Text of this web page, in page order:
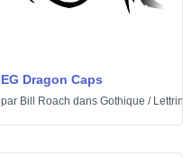
EG Dragon Caps
par Bill Roach dans Gothique /